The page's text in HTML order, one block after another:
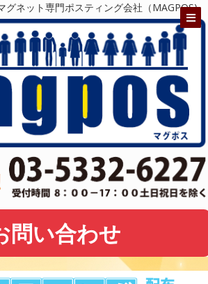
グネット専門ポスティング会社（MAGPOS)
問い合わせ